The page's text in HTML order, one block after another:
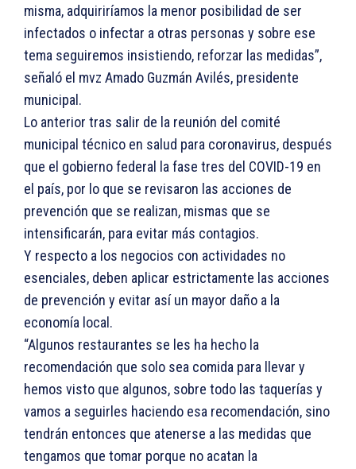
misma, adquiriríamos la menor posibilidad de ser
infectados o infectar a otras personas y sobre ese
tema seguiremos insistiendo, reforzar las medidas”,
señaló el mvz Amado Guzmán Avilés, presidente
municipal.
Lo anterior tras salir de la reunión del comité
municipal técnico en salud para coronavirus, después
que el gobierno federal la fase tres del COVID-19 en
el país, por lo que se revisaron las acciones de
prevención que se realizan, mismas que se
intensificarán, para evitar más contagios.
Y respecto a los negocios con actividades no
esenciales, deben aplicar estrictamente las acciones
de prevención y evitar así un mayor daño a la
economía local.
“Algunos restaurantes se les ha hecho la
recomendación que solo sea comida para llevar y
hemos visto que algunos, sobre todo las taquerías y
vamos a seguirles haciendo esa recomendación, sino
tendrán entonces que atenerse a las medidas que
tengamos que tomar porque no acatan la